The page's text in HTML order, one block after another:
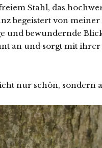
Stahl, das
begeistert von
und bewundernde
an und sorgt mit
nur schön, sondern